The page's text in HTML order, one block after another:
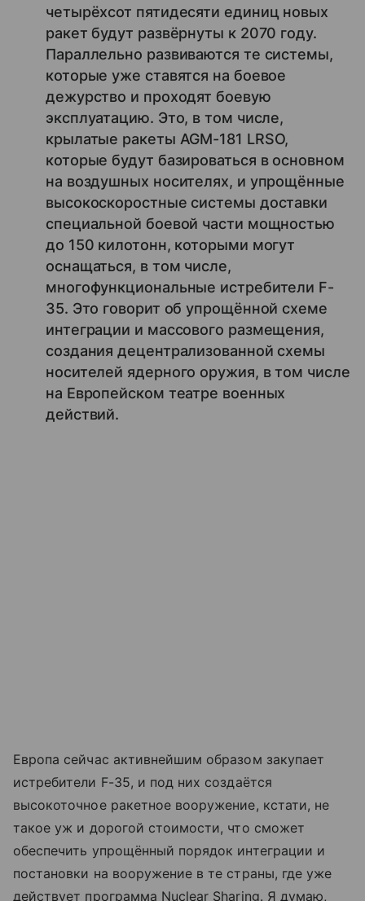
четырёхсот пятидесяти единиц новых
ракет будут развёрнуты к 2070 году.
Параллельно развиваются те системы,
которые уже ставятся на боевое
дежурство и проходят боевую
эксплуатацию. Это, в том числе,
крылатые ракеты AGM-181 LRSO,
которые будут базироваться в основном
на воздушных носителях, и упрощённые
высокоскоростные системы доставки
специальной боевой части мощностью
до 150 килотонн, которыми могут
оснащаться, в том числе,
многофункциональные истребители F-
35. Это говорит об упрощённой схеме
интеграции и массового размещения,
создания децентрализованной схемы
носителей ядерного оружия, в том числе
на Европейском театре военных
действий.
Европа сейчас активнейшим образом закупает
истребители F-35, и под них создаётся
высокоточное ракетное вооружение, кстати, не
такое уж и дорогой стоимости, что сможет
обеспечить упрощённый порядок интеграции и
постановки на вооружение в те страны, где уже
действует программа Nuclear Sharing. Я думаю,